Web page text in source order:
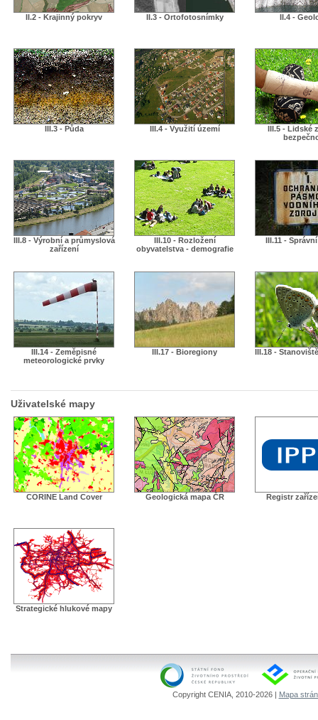
II.2 - Krajinný pokryv II.3 - Ortofotosnímky II.4 -
III.3 - Půda III.4 - Využití území
III.5 - Lidské
III.8 - Výrobní a průmyslová
zařízení
III.10 - Rozložení
obyvatelstva - demografie
III.11 -
III.14 - Zeměpisné
meteorologické prvky
III.17 - Bioregiony III.18 -
Uživatelské mapy
CORINE Land Cover Geologická mapa ČR Registr
Strategické hlukové mapy
Copyright CENIA, 2010-2026 | Mapa